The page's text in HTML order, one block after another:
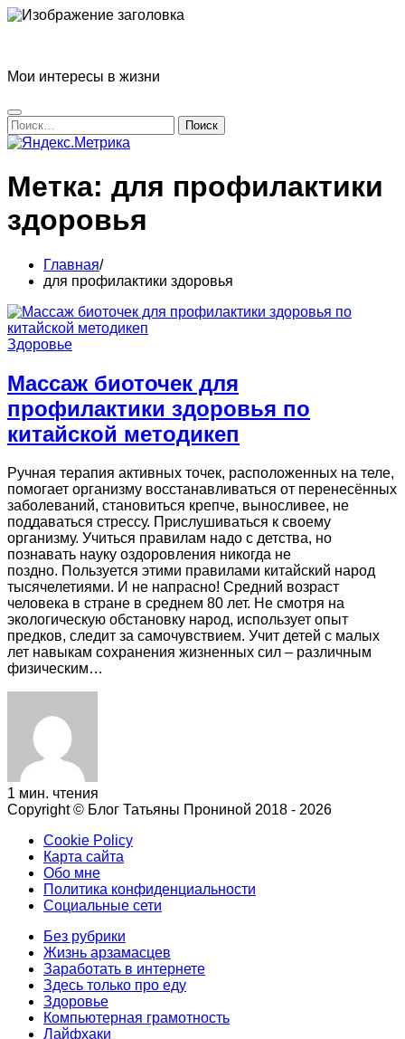
Перейти
Мои интересы в жизни
Найти:
Метка: для профилактики
здоровья
Главная
для профилактики здоровья
Здоровье
Массаж биоточек для
профилактики здоровья по
китайской методикеп
Ручная терапия активных точек, расположенных на теле,
помогает организму восстанавливаться от перенесённых
заболеваний, становиться крепче, выносливее, не
поддаваться стрессу. Прислушиваться к своему
организму. Учиться правилам надо с детства, но
познавать науку оздоровления никогда не
поздно. Пользуется этими правилами китайский народ
тысячелетиями. И не напрасно! Средний возраст
человека в стране в среднем 80 лет. Не смотря на
экологическую обстановку народ, использует опыт
предков, следит за самочувствием. Учит детей с малых
лет навыкам сохранения жизненных сил ‒ различным
физическим…
1 мин. чтения
Copyright © Блог Татьяны Прониной 2018 - 2026
Cookie Policy
Карта сайта
Обо мне
Политика конфиденциальности
Социальные сети
Без рубрики
Жизнь арзамасцев
Заработать в интернете
Здесь только про еду
Здоровье
Компьютерная грамотность
Лайфxаки